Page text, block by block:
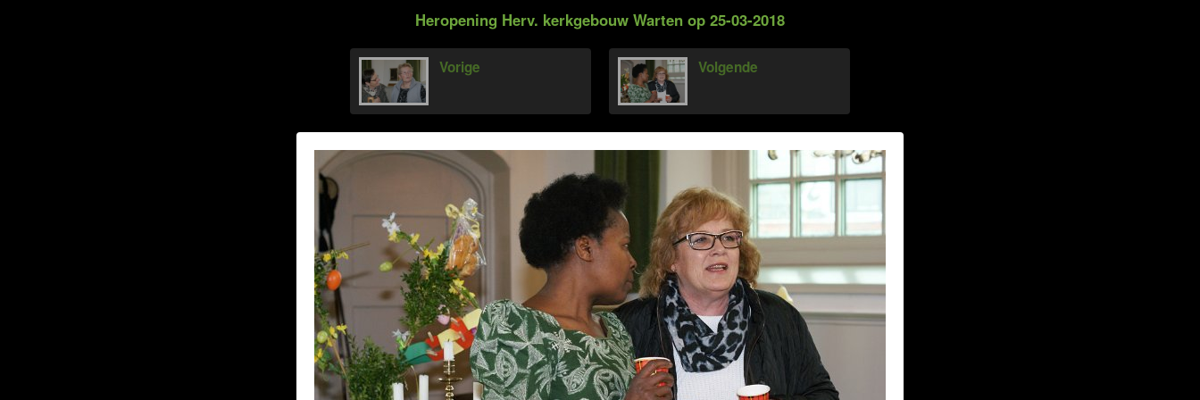
Heropening Herv. kerkgebouw Warten op 25-03-2018
Vorige Volgende